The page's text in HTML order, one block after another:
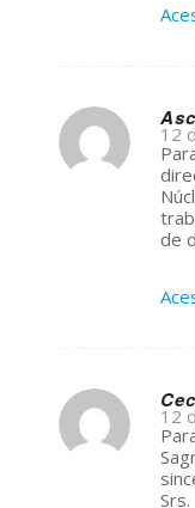
s
ays:
12
de
s
ays:
12
Srs.